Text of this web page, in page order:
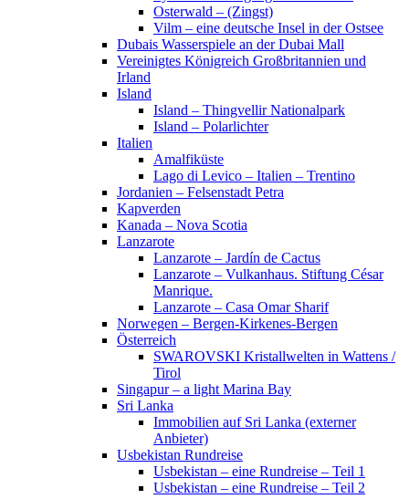
Osterwald – (Zingst)
Vilm – eine deutsche Insel in der Ostsee
Dubais Wasserspiele an der Dubai Mall
Vereinigtes Königreich Großbritannien und
Irland
Island
Island – Thingvellir Nationalpark
Island – Polarlichter
Italien
Amalfiküste
Lago di Levico – Italien – Trentino
Jordanien – Felsenstadt Petra
Kapverden
Kanada – Nova Scotia
Lanzarote
Lanzarote – Jardín de Cactus
Lanzarote – Vulkanhaus. Stiftung César
Manrique.
Lanzarote – Casa Omar Sharif
Norwegen – Bergen-Kirkenes-Bergen
Österreich
SWAROVSKI Kristallwelten in Wattens /
Tirol
Singapur – a light Marina Bay
Sri Lanka
Immobilien auf Sri Lanka (externer
Anbieter)
Usbekistan Rundreise
Usbekistan – eine Rundreise – Teil 1
Usbekistan – eine Rundreise – Teil 2